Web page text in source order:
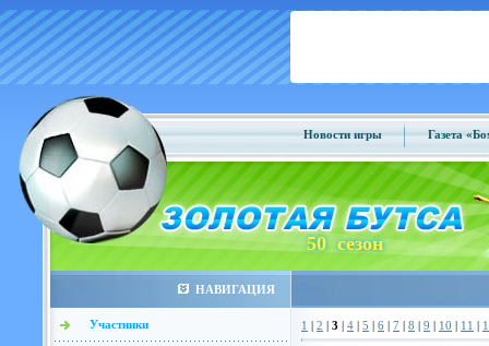
Новости игры Газета
50 сезон
НАВИГАЦИЯ
Участники 1 | 2 | 3 | 4 | 5 | 6 | 7 | 8 | 9 | 10 | 11 |